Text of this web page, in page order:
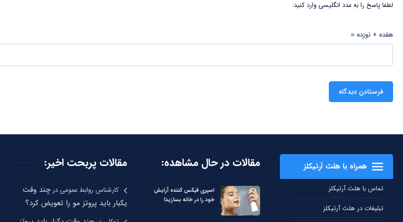
لطفا پاسخ را به عدد انگلیسی وارد کنید:
هفده + نوزده =
همراه با هلث آرتیکلز
تماس با هلث آرتیکلز
تبلیغات در هلث آرتیکلز
مقالات در حال مشاهده:
اسپری فیکس کننده آرایش
خود را در خانه بسازید!
مقالات پربحت اخیر:
کارشناس روابط عمومیدرچند وقت
یکبار باید پروتز مو را تعویض کرد؟